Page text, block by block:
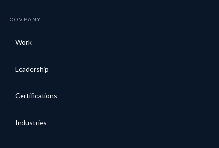
COMPANY
Work
Leadership
Certifications
Industries